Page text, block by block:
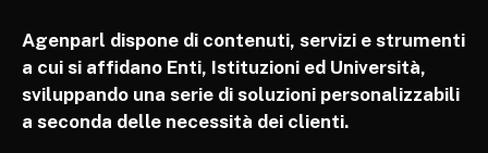
Agenparl dispone di contenuti, servizi e strumenti
a cui si affidano Enti, Istituzioni ed Università,
sviluppando una serie di soluzioni personalizzabili
a seconda delle necessità dei clienti.